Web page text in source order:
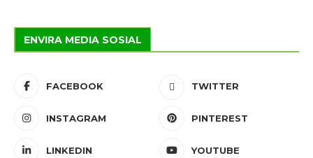
ENVIRA MEDIA SOSIAL
FACEBOOK TWITTER
INSTAGRAM PINTEREST
LINKEDIN YOUTUBE